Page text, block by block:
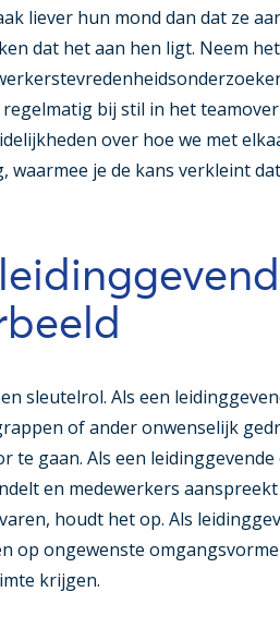
liever hun mond dan dat ze
dat het aan hen ligt. Neem
bij stil in het
over hoe we met
waarmee je de kans verkleint
sleutelrol. Als een
of ander onwenselijk
te gaan. Als een
en medewerkers
houdt het op. Als
op ongewenste
krijgen.